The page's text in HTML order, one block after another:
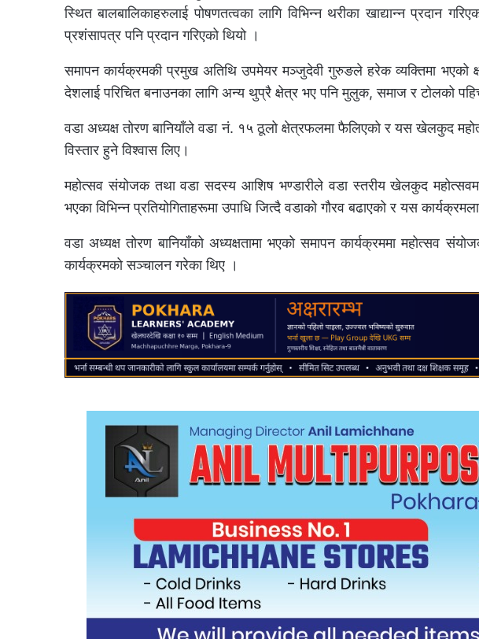
स्थित बालबालिकाहरुलाई पोषणतत्वका लागि विभिन्न थरीका खाद्यान्न प्रदान
प्रशंसापत्र पनि प्रदान गरिएको थियो ।
समापन कार्यक्रमकी प्रमुख अतिथि उपमेयर मञ्जुदेवी गुरुङले हरेक व्यक्तिमा भएको
देशलाई परिचित बनाउनका लागि अन्य थुप्रै क्षेत्र भए पनि मुलुक, समाज र टोलको
वडा अध्यक्ष तोरण बानियाँले वडा नं. १५ ठूलो क्षेत्रफलमा फैलिएको र यस खेलकुद
विस्तार हुने विश्वास लिए।
महोत्सव संयोजक तथा वडा सदस्य आशिष भण्डारीले वडा स्तरीय खेलकुद
भएका विभिन्न प्रतियोगिताहरूमा उपाधि जित्दै वडाको गौरव बढाएको र यस
वडा अध्यक्ष तोरण बानियाँको अध्यक्षतामा भएको समापन कार्यक्रममा महोत्सव
कार्यक्रमको सञ्चालन गरेका थिए ।